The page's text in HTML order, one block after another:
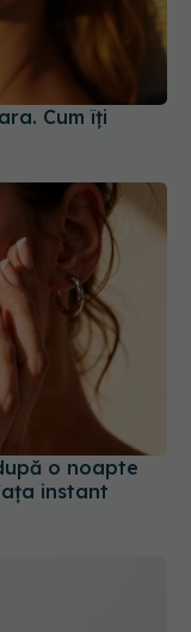
Cum îți
o noapte
instant